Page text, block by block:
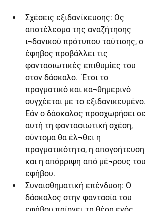
Σχέσεις εξιδανίκευσης: Ως
αποτέλεσμα της αναζήτησης
ι¬δανικού πρότυπου ταύτισης, ο
έφηβος προβάλλει τις
φαντασιωτικές επιθυμίες του
στον δάσκαλο.  Έτσι το
πραγματικό και κα¬θημερινό
συγχέεται με το εξιδανικευμένο.
Εάν ο δάσκαλος προσχωρήσει σε
αυτή τη φαντασιωτική σχέση,
σύντομα θα έλ¬θει η
πραγματικότητα, η απογοήτευση
και η απόρριψη από μέ¬ρους του
εφήβου.
Συναισθηματική επένδυση: Ο
δάσκαλος στην φαντασία του